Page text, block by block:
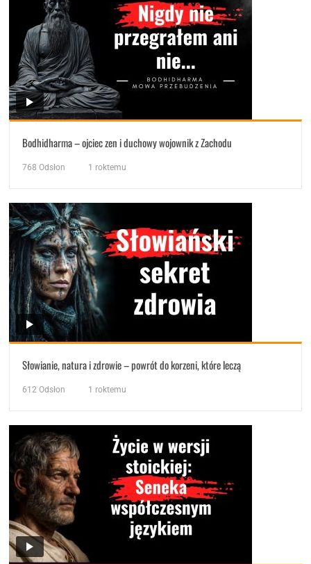
Bodhidharma – ojciec zen i duchowy wojownik z Zachodu
768 Odsłon 1 roktemu
Słowianie, natura i zdrowie – powrót do korzeni, które leczą
612 Odsłon 1 roktemu